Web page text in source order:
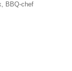
BBQ-chef